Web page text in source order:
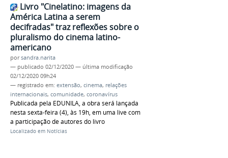
Livro "Cinelatino: imagens da
América Latina a serem
decifradas" traz reflexões sobre o
pluralismo do cinema latino-
americano
porsandra.narita
— publicado 02/12/2020 — última modificação
02/12/2020 09h24
— registrado em: extensão, cinema, relações
internacionais, comunidade, coronavírus
Publicada pela EDUNILA, a obra será lançada
nesta sexta-feira (4), às 19h, em uma live com
a participação de autores do livro
Localizado em Notícias